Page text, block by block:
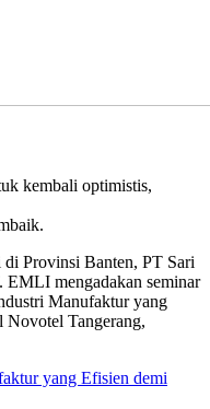
kembali optimistis,
Provinsi Banten, PT Sari
EMLI mengadakan seminar
Manufaktur yang
Novotel Tangerang,
yang Efisien demi